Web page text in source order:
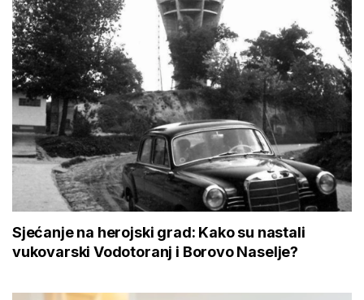
Sjećanje na herojski grad: Kako su nastali
vukovarski Vodotoranj i Borovo Naselje?